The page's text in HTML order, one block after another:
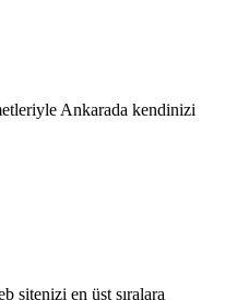
Ankarada kendinizi
sitenizi en üst sıralara